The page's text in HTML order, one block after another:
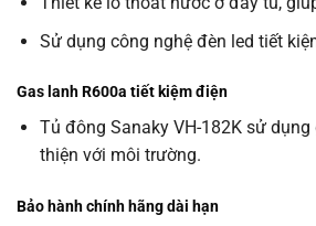
Sử dụng công nghệ đèn led tiết
Gas lanh R600a tiết kiệm điện
Tủ đông Sanaky VH-182K sử dụng
thiện với môi trường.
Bảo hành chính hãng dài hạn